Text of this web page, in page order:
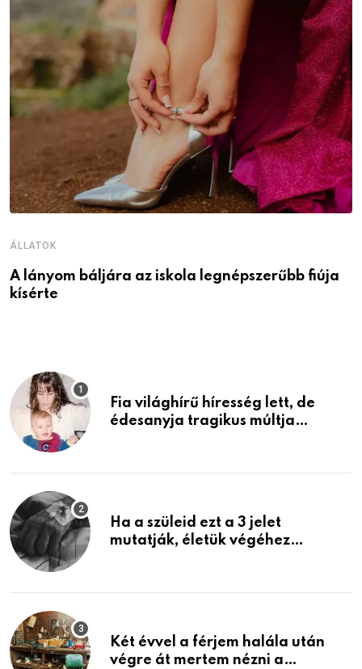
ÁLLATOK
A lányom báljára az iskola legnépszerűbb fiúja
kísérte
Fia világhírű híresség lett, de
édesanyja tragikus múltja
Ha a szüleid ezt a 3 jelet
mutatják, életük végéhez
Két évvel a férjem halála után
végre át mertem nézni a